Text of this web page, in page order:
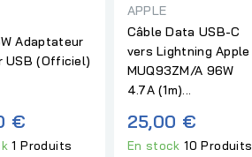
Adaptateur
USB (Officiel)
€
1 Produits
APPLE
Câble Data USB-C
vers Lightning Apple
MUQ93ZM/A 96W
4.7A (1m)...
25,00 €
En stock10 Produits